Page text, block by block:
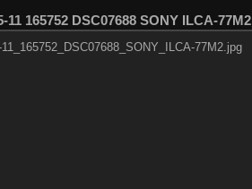
11 165752 DSC07688 SONY ILCA-77M2